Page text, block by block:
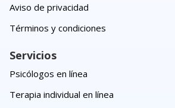
Aviso de privacidad
Términos y condiciones
Servicios
Psicólogos en línea
Terapia individual en línea